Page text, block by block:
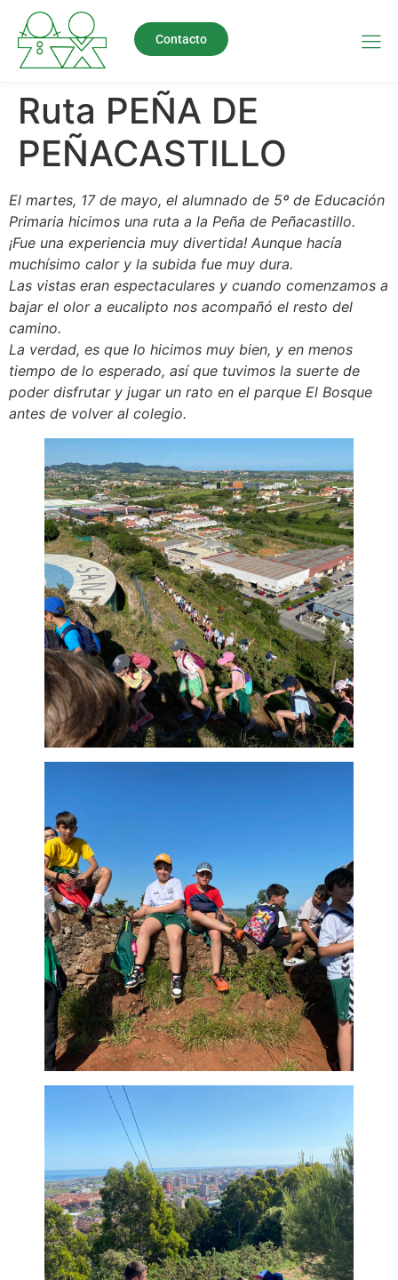
Contacto
Ruta PEÑA DE
PEÑACASTILLO
El martes, 17 de mayo, el alumnado de 5º de Educación
Primaria hicimos una ruta a la Peña de Peñacastillo.
¡Fue una experiencia muy divertida! Aunque hacía
muchísimo calor y la subida fue muy dura.
Las vistas eran espectaculares y cuando comenzamos a
bajar el olor a eucalipto nos acompañó el resto del
camino.
La verdad, es que lo hicimos muy bien, y en menos
tiempo de lo esperado, así que tuvimos la suerte de
poder disfrutar y jugar un rato en el parque El Bosque
antes de volver al colegio.